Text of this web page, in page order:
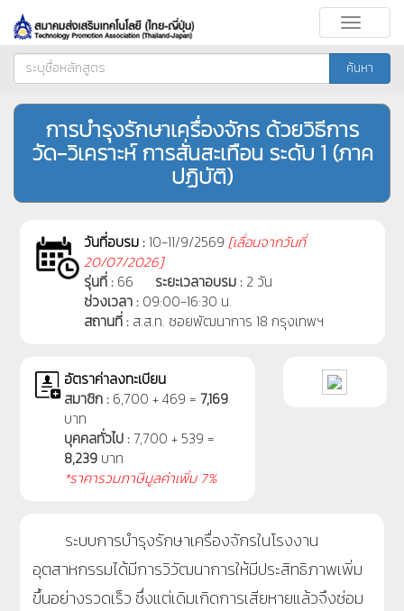
Toggle
ค้นหา
การบำรุงรักษาเครื่องจักร ด้วยวิธีการ
วัด-วิเคราะห์ การสั่นสะเทือน ระดับ 1 (ภาค
ปฏิบัติ)
วันที่อบรม :10-11/9/2569 [เลื่อนจากวันที่
20/07/2026]
รุ่นที่ : 66 ระยะเวลาอบรม : 2 วัน
ช่วงเวลา : 09:00-16:30 น.
สถานที่ : ส.ส.ท. ซอยพัฒนาการ 18 กรุงเทพฯ
อัตราค่าลงทะเบียน
สมาชิก : 6,700 + 469 = 7,169
บาท
บุคคลทั่วไป :7,700 + 539 =
8,239 บาท
*ราคารวมภาษีมูลค่าเพิ่ม 7%
ระบบการบำรุงรักษาเครื่องจักรในโรงงาน
อุตสาหกรรมได้มีการวิวัฒนาการให้มีประสิทธิภาพเพิ่ม
ขึ้นอย่างรวดเร็ว ซึ่งแต่เดิมเกิดการเสียหายแล้วจึงซ่อม